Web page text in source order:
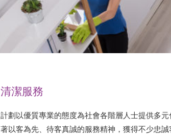
清潔服務
計劃以優質專業的態度為社會各階層人士提供多
著以客為先、待客真誠的服務精神，獲得不少忠誠